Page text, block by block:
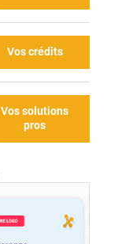
Vos crédits
Vos solutions
pros